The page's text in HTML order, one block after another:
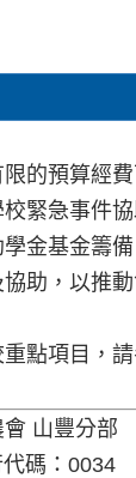
的預算經
緊急事件
金基金籌
助，以推
點項目，請
山豐分部
碼：0034